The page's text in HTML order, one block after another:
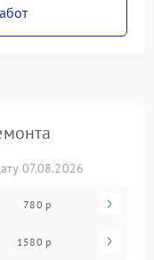
07.08.2026
780 р
1580 р